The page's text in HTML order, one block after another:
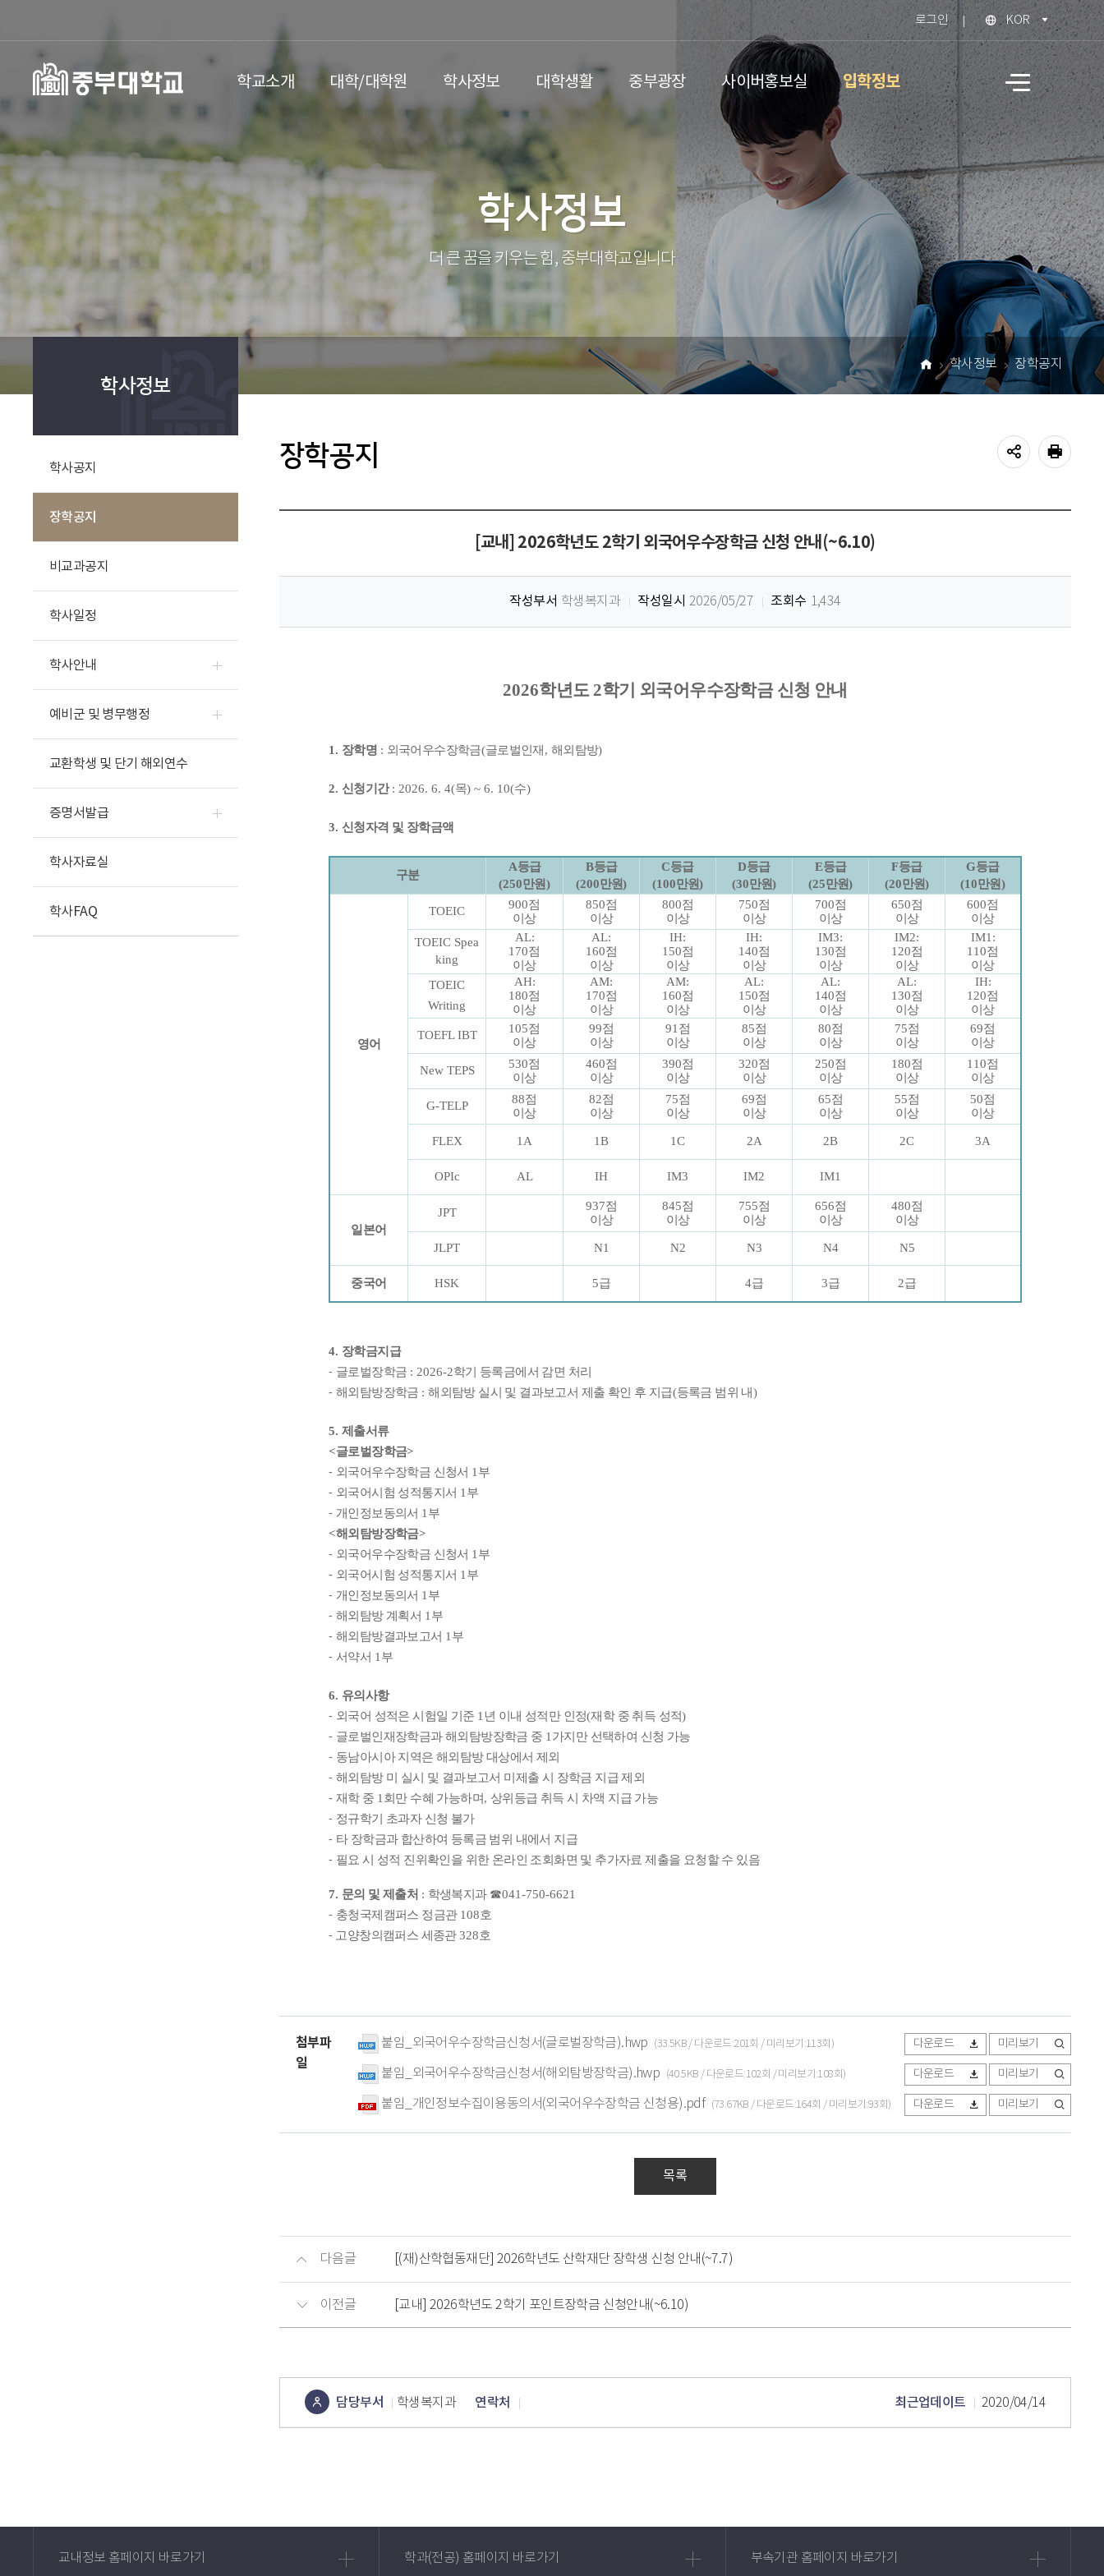
로그인 KOR
학교소개 대학/대학원 학사정보 대학생활 중부광장 사이버홍보실 입학정보
사
이
트
맵
학사정보
더 큰 꿈을 키우는 힘, 중부대학교입니다
학사정보
학사공지
장학공지
비교과공지
학사일정
학사안내
예비군 및 병무행정
교환학생 및 단기 해외연수
증명서발급
학사자료실
학사FAQ
장학공지
홈
학사정보 장학공지
[교내] 2026학년도 2학기 외국어우수장학금 신청 안내(~6.10)
작성부서 학생복지과 작성일시 2026/05/27 조회수 1,434
2026학년도 2학기 외국어우수장학금 신청 안내
1. 장학명 : 외국어우수장학금(글로벌인재 , 해외탐방)
2. 신청기간 : 2026. 6. 4(목) ~ 6. 10(수)
3. 신청자격 및 장학금액
구분
A등급
(250만원)
B등급
(200만원)
C등급
(100만원)
D등급
(30만원)
E등급
(25만원)
F등급
(20만원)
G등급
(10만원)
영어
TOEIC 900점
이상
850점
이상
800점
이상
750점
이상
700점
이상
650점
이상
600점
이상
TOEIC Spea
king
AL:
170점
이상
AL:
160점
이상
IH:
150점
이상
IH:
140점
이상
IM3:
130점
이상
IM2:
120점
이상
IM1:
110점
이상
TOEIC
Writing
AH:
180점
이상
AM:
170점
이상
AM:
160점
이상
AL:
150점
이상
AL:
140점
이상
AL:
130점
이상
IH:
120점
이상
TOEFL IBT
105점
이상
99점
이상
91 점
이상
85점
이상
80점
이상
75점
이상
69점
이상
New TEPS 530점
이상
460점
이상
390점
이상
320점
이상
250점
이상
180점
이상
110점
이상
G-TELP 88점
이상
82점
이상
75점
이상
69점
이상
65점
이상
55점
이상
50점
이상
FLEX 1A 1B 1C 2A 2B 2C 3A
OPIc AL IH IM3 IM2 IM1
일본어
JPT 937점
이상
845점
이상
755점
이상
656점
이상
480점
이상
JLPT N1 N2 N3 N4 N5
중국어 HSK 5급 4급 3급 2급
4. 장학금지급
⁃ 글로벌장학금 : 2026-2학기 등록금에서 감면 처리
⁃ 해외탐방장학금 :해외탐방 실시 및 결과보고서 제출 확인 후 지급(등록금 범위 내)
5. 제출서류
<글로벌장학금>
⁃ 외국어우수장학금 신청서 1 부
⁃ 외국어시험 성적통지서 1 부
⁃ 개인정보동의서 1 부
<해외탐방장학금>
⁃ 외국어우수장학금 신청서 1 부
⁃ 외국어시험 성적통지서 1 부
⁃ 개인정보동의서 1 부
⁃ 해외탐방 계획서 1 부
⁃ 해외탐방결과보고서 1 부
⁃ 서약서 1 부
6. 유의사항
⁃ 외국어 성적은 시험일 기준 1 년 이내 성적만 인정(재학 중 취득 성적)
⁃ 글로벌인재장학금과 해외탐방장학금 중 1 가지만 선택하여 신청 가능
⁃ 동남아시아 지역은 해외탐방 대상에서 제외
⁃ 해외탐방 미 실시 및 결과보고서 미제출 시 장학금 지급 제외
⁃ 재학 중 1 회만 수혜 가능하며, 상위등급 취득 시 차액 지급 가능
⁃ 정규학기 초과자 신청 불가
⁃ 타 장학금과 합산하여 등록금 범위 내에서 지급
⁃ 필요 시 성적 진위확인을 위한 온라인 조회화면 및 추가자료 제출을 요청할 수 있음
7. 문의 및 제출처 : 학생복지과 ☎041-750-6621
⁃ 충청국제캠퍼스 정금관 108호
⁃ 고양창의캠퍼스 세종관328호
첨부파
일
붙임_외국어우수장학금신청서(글로벌장학금).hwp (33.5KB / 다운로드:201회 / 미리보기:113회) 다운로드 미리보기
붙임_외국어우수장학금신청서(해외탐방장학금).hwp (40.5KB / 다운로드:102회 / 미리보기:108회) 다운로드 미리보기
붙임_개인정보수집이용동의서(외국어우수장학금 신청용).pdf (73.67KB / 다운로드:164회 / 미리보기:93회) 다운로드 미리보기
목록
다음글 [(재)산학협동재단] 2026학년도 산학재단 장학생 신청 안내(~7.7)
이전글 [교내] 2026학년도 2학기 포인트장학금 신청안내(~6.10)
콘텐츠
담당부서 학생복지과 연락처 최근업데이트 2020/04/14
교내정보 홈페이지 바로가기 학과(전공) 홈페이지 바로가기 부속기관 홈페이지 바로가기